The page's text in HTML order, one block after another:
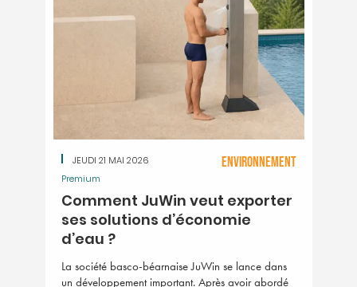
JEUDI 21 MAI 2026
Comment JuWin veut exporter
ses solutions d’économie
d’eau ?
La société basco-béarnaise JuWin se lance dans
un développement important. Après avoir abordé
ENVIRONNEMENT
Premium